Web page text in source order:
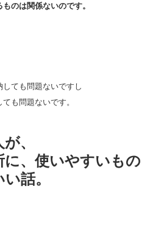
のは関係ないのです。
ても問題ないですし
も問題ないです。
、
、使いやすいもの
話。